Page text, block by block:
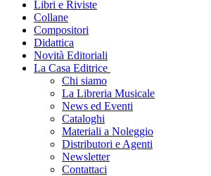
Libri e Riviste
Collane
Compositori
Didattica
Novità Editoriali
La Casa Editrice
Chi siamo
La Libreria Musicale
News ed Eventi
Cataloghi
Materiali a Noleggio
Distributori e Agenti
Newsletter
Contattaci